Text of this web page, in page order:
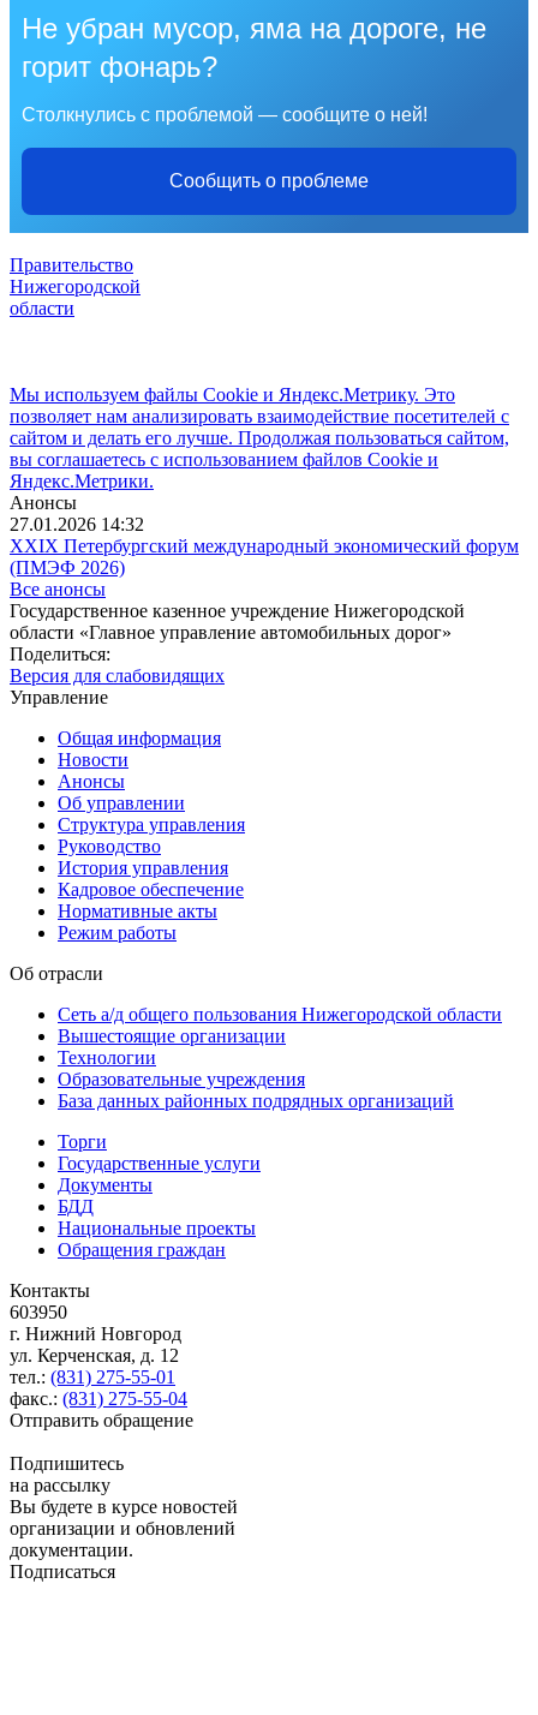
Не убран мусор, яма на дороге, не
горит фонарь?
Столкнулись с проблемой — сообщите о ней!
Сообщить о проблеме
Правительство
Нижегородской
области
Мы используем файлы Cookie и Яндекс.Метрику. Это
позволяет нам анализировать взаимодействие посетителей с
сайтом и делать его лучше. Продолжая пользоваться сайтом,
вы соглашаетесь с использованием файлов Cookie и
Яндекс.Метрики.
Анонсы
27.01.2026 14:32
XXIX Петербургский международный экономический форум
(ПМЭФ 2026)
Все анонсы
Государственное казенное учреждение Нижегородской
области «Главное управление автомобильных дорог»
Поделиться:
Версия для слабовидящих
Управление
Общая информация
Новости
Анонсы
Об управлении
Структура управления
Руководство
История управления
Кадровое обеспечение
Нормативные акты
Режим работы
Об отрасли
Сеть а/д общего пользования Нижегородской области
Вышестоящие организации
Технологии
Образовательные учреждения
База данных районных подрядных организаций
Торги
Государственные услуги
Документы
БДД
Национальные проекты
Обращения граждан
Контакты
603950
г. Нижний Новгород
ул. Керченская, д. 12
тел.: (831) 275-55-01
факс.: (831) 275-55-04
Отправить обращение
Подпишитесь
на рассылку
Вы будете в курсе новостей
организации и обновлений
документации.
Подписаться